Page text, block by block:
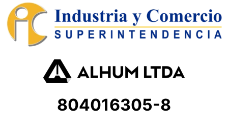
804016305-8